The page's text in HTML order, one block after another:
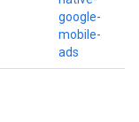
google-
mobile-
ads